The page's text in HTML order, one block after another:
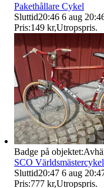
Pakethållare Cykel
Sluttid20:46 6 aug
Pris:149 kr,Utropspris.
Badge på objektet:
SCO
Sluttid20:47 6 aug
Pris:777 kr,Utropspris.